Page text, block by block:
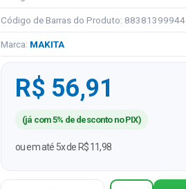
Código de Barras do Produto: 88381399944
Marca: MAKITA
R$ 56,91
(já com 5% de desconto no PIX)
ou em até 5x de R$ 11,98